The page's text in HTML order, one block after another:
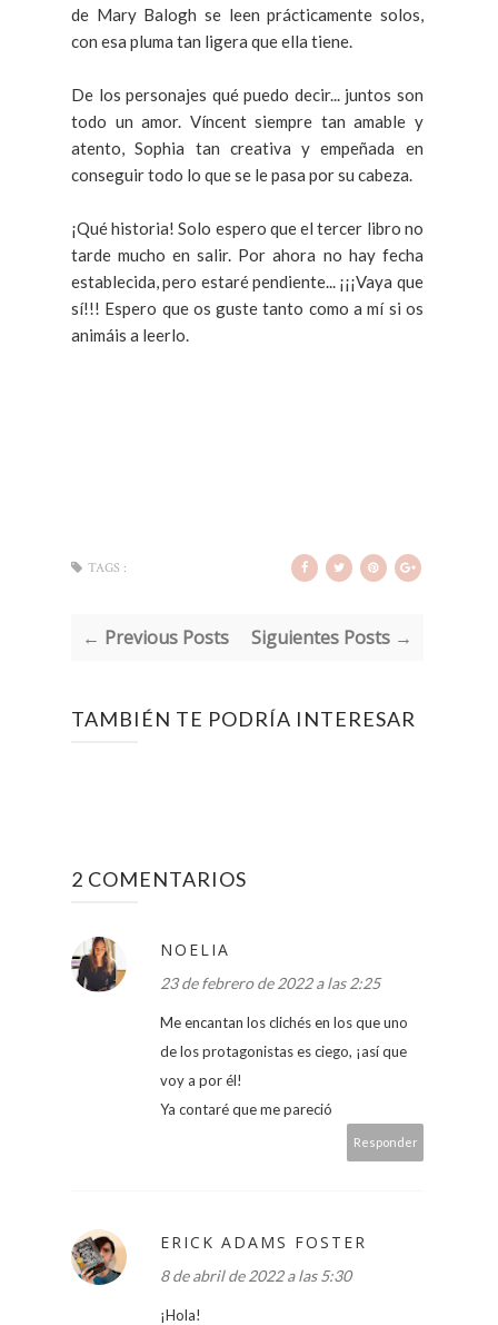
de Mary Balogh se leen prácticamente solos,
con esa pluma tan ligera que ella tiene.
De los personajes qué puedo decir... juntos son
todo un amor. Víncent siempre tan amable y
atento, Sophia tan creativa y empeñada en
conseguir todo lo que se le pasa por su cabeza.
¡Qué historia! Solo espero que el tercer libro no
tarde mucho en salir. Por ahora no hay fecha
establecida, pero estaré pendiente... ¡¡¡Vaya que
sí!!! Espero que os guste tanto como a mí si os
animáis a leerlo.
TAGS :
← Previous Posts Siguientes Posts →
TAMBIÉN TE PODRÍA INTERESAR
2 COMENTARIOS
NOELIA
23 de febrero de 2022 a las 2:25
Me encantan los clichés en los que uno
de los protagonistas es ciego, ¡así que
voy a por él!
Ya contaré que me pareció
Responder
ERICK ADAMS FOSTER
8 de abril de 2022 a las 5:30
¡Hola!